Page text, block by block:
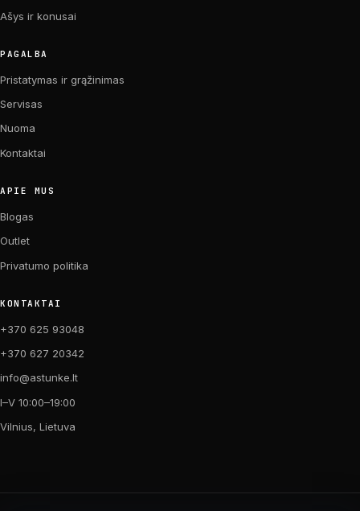
Ašys ir konusai
PAGALBA
Pristatymas ir grąžinimas
Servisas
Nuoma
Kontaktai
APIE MUS
Blogas
Outlet
Privatumo politika
KONTAKTAI
+370 625 93048
+370 627 20342
info@astunke.lt
I–V 10:00–19:00
Vilnius, Lietuva